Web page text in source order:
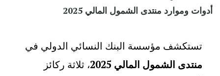
أدوات وموارد منتدى الشمول المالي 2025
ستكشف مؤسسةالبنك النسائي الدوليفي
منتدى الشمول المالي 2025
، ثلاثة ركائز